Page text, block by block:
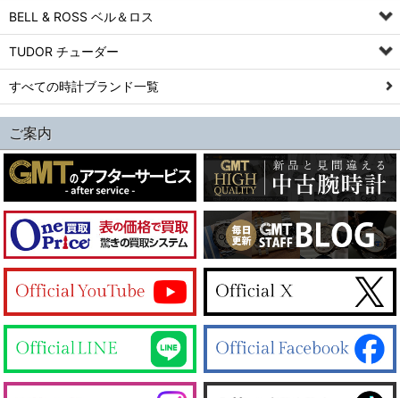
BELL & ROSS ベル＆ロス
TUDOR チューダー
すべての時計ブランド一覧
ご案内